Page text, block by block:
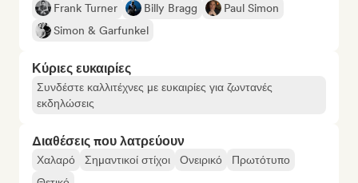
Frank Turner
Billy Bragg
Paul Simon
Simon & Garfunkel
Κύριες ευκαιρίες
Συνδέστε καλλιτέχνες με ευκαιρίες για ζωντανές
εκδηλώσεις
Διαθέσεις που λατρεύουν
Χαλαρό Σημαντικοί στίχοι Ονειρικό
Πρωτότυπο